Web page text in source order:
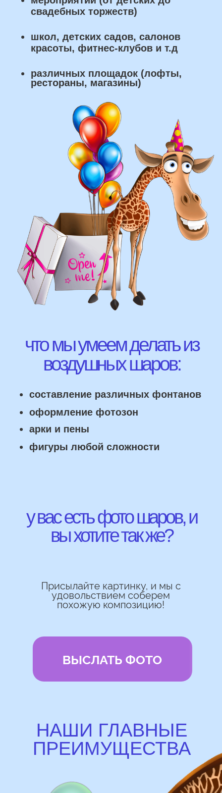
составление различных фонтанов
оформление фотозон
фигуры любой сложности
что мы умеем делать из
воздушных шаров:
Присылайте картинку, и мы с
удовольствием соберем
похожую композицию!
у вас есть фото шаров, и
вы хотите так же?
Используем импортные шары
(Не Китай)
Предоставляем гарантию полета
Наши цены на 10% ниже рынка
НАШИ ГЛАВНЫЕ